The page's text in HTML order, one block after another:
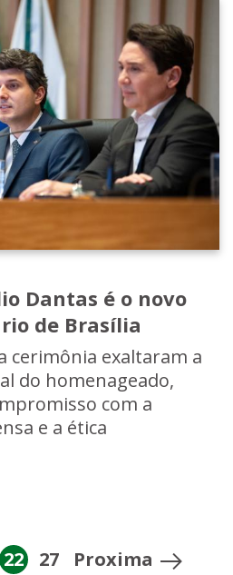
Dantas é o novo
de Brasília
cerimônia exaltaram a
do homenageado,
com a
e a ética
22 27 Proxima